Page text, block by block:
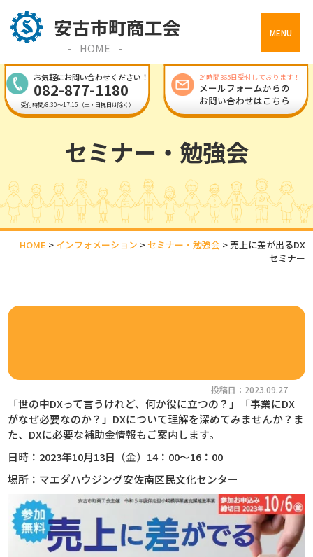
HOME
MENU
お気軽にお問い合わせください！
082-877-1180
受付時間/8:30～17:15（土・日祝日は除く）
24時間365日受付しております！
メールフォームからの
お問い合わせはこちら
セミナー・勉強会
HOME > インフォメーション >セミナー・勉強会>売上に差が出るDX
セミナー
投稿日：2023.09.27
「世の中DXって言うけれど、何か役に立つの？」「事業にDX
がなぜ必要なのか？」DXについて理解を深めてみませんか？ま
た、DXに必要な補助金情報もご案内します。
日時：2023年10月13日（金）14：00～16：00
場所：マエダハウジング安佐南区民文化センター